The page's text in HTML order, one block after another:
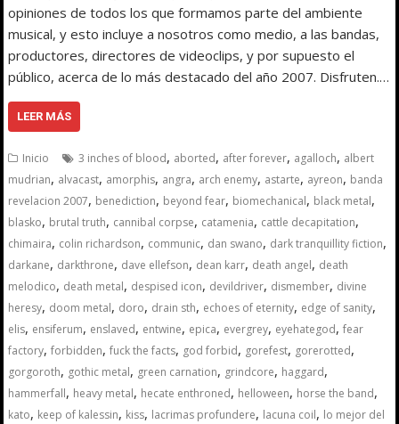
opiniones de todos los que formamos parte del ambiente
musical, y esto incluye a nosotros como medio, a las bandas,
productores, directores de videoclips, y por supuesto el
público, acerca de lo más destacado del año 2007. Disfruten.…
LEER MÁS
Inicio 3 inches of blood, aborted, after forever, agalloch, albert
mudrian, alvacast, amorphis, angra, arch enemy, astarte, ayreon, banda
revelacion 2007, benediction, beyond fear, biomechanical, black metal,
blasko, brutal truth, cannibal corpse, catamenia, cattle decapitation,
chimaira, colin richardson, communic, dan swano, dark tranquillity fiction,
darkane, darkthrone, dave ellefson, dean karr, death angel, death
melodico, death metal, despised icon, devildriver, dismember, divine
heresy, doom metal, doro, drain sth, echoes of eternity, edge of sanity,
elis, ensiferum, enslaved, entwine, epica, evergrey, eyehategod,fear
factory,forbidden,fuck the facts, god forbid, gorefest, gorerotted,
gorgoroth, gothic metal, green carnation, grindcore, haggard,
hammerfall, heavy metal, hecate enthroned, helloween, horse the band,
kato, keep of kalessin, kiss, lacrimas profundere, lacuna coil, lo mejor del